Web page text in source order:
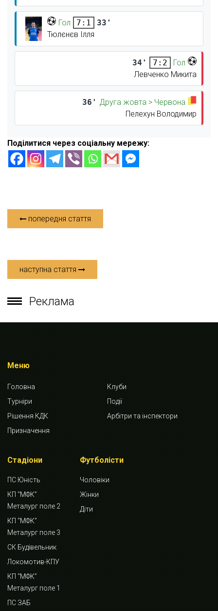
Гол 7:1
33'
Тюлєнєв Ілля
34' 7:2
Гол
Левченко Микита
36' Друга жовта > Червона
Пелехун Володимир
Поділитися через соціальну мережу:
попередня стаття
наступна стаття
Реклама
Меню
Головна
Клуби
Турніри
Події
Рішення КДК
Арбітри та інспектори
Призначення
Стадіони
ПС Юність
КП “МФК”
Металург поле 2
КП “МФК”
Металург поле 3
СК Будівельник
Локомотив-КПУ
КП “МФК”
Металург поле 1
ПС ЗАБ
Футболісти
Чоловіки
Жінки
Діти